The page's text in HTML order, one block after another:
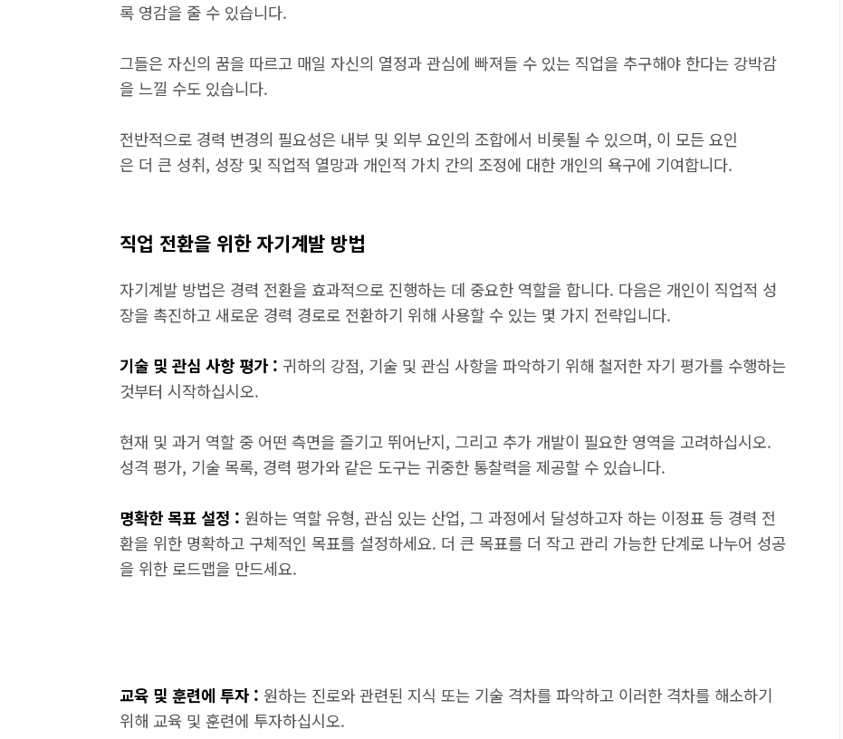
록 영감을 줄 수 있습니다.
그들은 자신의 꿈을 따르고 매일 자신의 열정과 관심에 빠져들 수 있는 직업을 추구해야 한다는 강박감
을 느낄 수도 있습니다.
전반적으로 경력 변경의 필요성은 내부 및 외부 요인의 조합에서 비롯될 수 있으며, 이 모든 요인
은 더 큰 성취, 성장 및 직업적 열망과 개인적 가치 간의 조정에 대한 개인의 욕구에 기여합니다.
직업 전환을 위한 자기계발 방법
자기계발 방법은 경력 전환을 효과적으로 진행하는 데 중요한 역할을 합니다. 다음은 개인이 직업적 성
장을 촉진하고 새로운 경력 경로로 전환하기 위해 사용할 수 있는 몇 가지 전략입니다.
기술 및 관심 사항 평가 : 귀하의 강점, 기술 및 관심 사항을 파악하기 위해 철저한 자기 평가를 수행하는
것부터 시작하십시오.
현재 및 과거 역할 중 어떤 측면을 즐기고 뛰어난지, 그리고 추가 개발이 필요한 영역을 고려하십시오.
성격 평가, 기술 목록, 경력 평가와 같은 도구는 귀중한 통찰력을 제공할 수 있습니다.
명확한 목표 설정 : 원하는 역할 유형, 관심 있는 산업, 그 과정에서 달성하고자 하는 이정표 등 경력 전
환을 위한 명확하고 구체적인 목표를 설정하세요. 더 큰 목표를 더 작고 관리 가능한 단계로 나누어 성공
을 위한 로드맵을 만드세요.
교육 및 훈련에 투자 : 원하는 진로와 관련된 지식 또는 기술 격차를 파악하고 이러한 격차를 해소하기
위해 교육 및 훈련에 투자하십시오.